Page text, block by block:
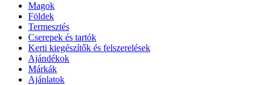
Magok
Földek
Termesztés
Cserepek és tartók
Kerti kiegészítők és felszerelések
Ajándékok
Márkák
Ajánlatok